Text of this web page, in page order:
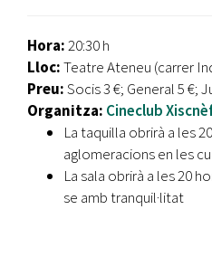
Hora:20:30 h
Lloc:Teatre Ateneu (carrer
Preu:Socis 3 €; General 5 €;
Organitza: Cineclub
La taquilla obrirà a les
aglomeracions en les
La sala obrirà a les 20
se amb tranquil·litat